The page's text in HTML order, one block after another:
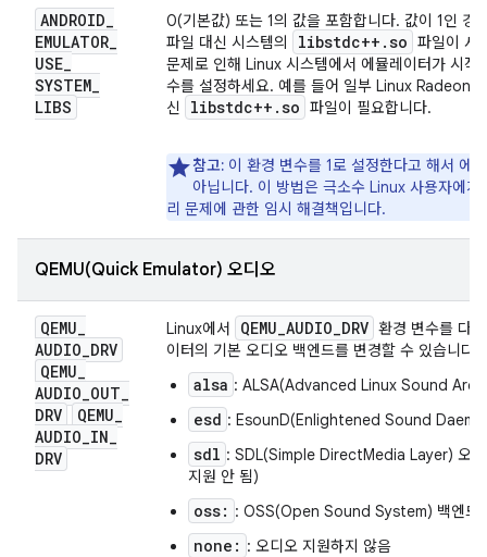
ANDROID_
EMULATOR_
USE_
SYSTEM_
LIBS
0(기본값) 또는 1의 값을 포함합니다. 값이 1인 경
파일 대신 시스템의
libstdc++ .so 파일이 사
문제로 인해 Linux 시스템에서 에뮬레이터가 시작
수를 설정하세요. 예를 들어 일부 Linux Radeon
신
libstdc++ .so 파일이 필요합니다.
참고: 이 환경 변수를 1로 설정한다고 해서 에
아닙니다. 이 방법은 극소수 Linux 사용자에
리 문제에 관한 임시 해결책입니다.
QEMU(Quick Emulator) 오디오
QEMU_
AUDIO_DRV
QEMU_
AUDIO_OUT_
DRV
QEMU_
AUDIO_IN_
DRV
Linux에서 QEMU_AUDIO_DRV 환경 변수를 다
이터의 기본 오디오 백엔드를 변경할 수 있습니다.
alsa : ALSA(Advanced Linux Sound
esd : EsounD(Enlightened Sound
sdl : SDL(Simple DirectMedia Layer) 오디
지원 안 됨)
oss: : OSS(Open Sound System) 백엔드
none: : 오디오 지원하지 않음